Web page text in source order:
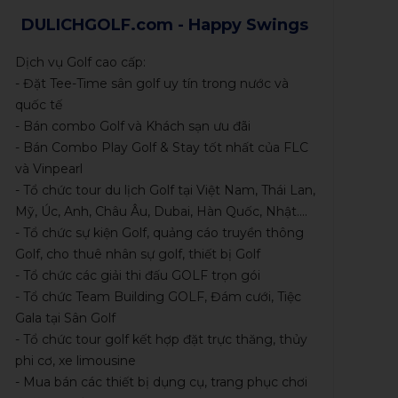
DULICHGOLF.com - Happy Swings
Dịch vụ Golf cao cấp:
- Đặt Tee-Time sân golf uy tín trong nước và
quốc tế
- Bán combo Golf và Khách sạn ưu đãi
- Bán Combo Play Golf & Stay tốt nhất của FLC
và Vinpearl
- Tổ chức tour du lịch Golf tại Việt Nam, Thái Lan,
Mỹ, Úc, Anh, Châu Âu, Dubai, Hàn Quốc, Nhật....
- Tổ chức sự kiện Golf, quảng cáo truyền thông
Golf, cho thuê nhân sự golf, thiết bị Golf
- Tổ chức các giải thi đấu GOLF trọn gói
- Tổ chức Team Building GOLF, Đám cưới, Tiệc
Gala tại Sân Golf
- Tổ chức tour golf kết hợp đặt trực thăng, thủy
phi cơ, xe limousine
- Mua bán các thiết bị dụng cụ, trang phục chơi